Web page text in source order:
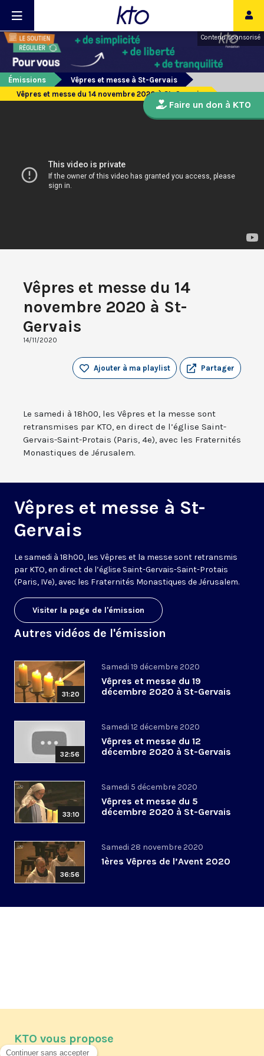
Contenu sponsorisé
Émissions
Vêpres et messe à St-Gervais
Vêpres et messe du 14 novembre 2020 à St-Gervais
Vêpres et messe du 14
novembre 2020 à St-
Gervais
14/11/2020
Partager
Ajouter à ma playlist
Le samedi à 18h00, les Vêpres et la messe sont
retransmises par KTO, en direct de l’église Saint-
Gervais-Saint-Protais (Paris, 4e), avec les Fraternités
Monastiques de Jérusalem.
Vêpres et messe à St-
Gervais
Le samedi à 18h00, les Vêpres et la messe sont retransmis
par KTO, en direct de l’église Saint-Gervais-Saint-Protais
(Paris, IVe), avec les Fraternités Monastiques de Jérusalem.
Visiter la page de l'émission
Autres vidéos de l'émission
31:20
Samedi 19 décembre 2020
Vêpres et messe du 19
décembre 2020 à St-Gervais
32:56
Samedi 12 décembre 2020
Vêpres et messe du 12
décembre 2020 à St-Gervais
33:10
Samedi 5 décembre 2020
Vêpres et messe du 5
décembre 2020 à St-Gervais
36:56
Samedi 28 novembre 2020
1ères Vêpres de l’Avent 2020
Faire un don à KTO
KTO vous propose